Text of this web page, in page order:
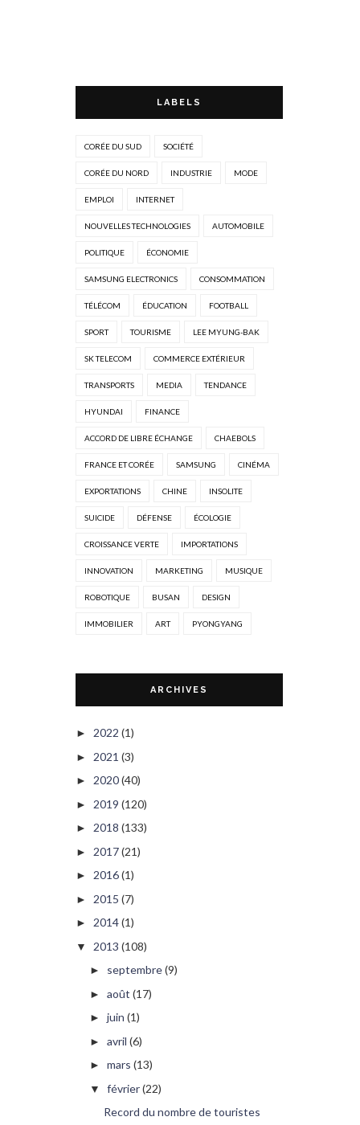
LABELS
CORÉE DU SUD SOCIÉTÉ
CORÉE DU NORD INDUSTRIE MODE
EMPLOI INTERNET
NOUVELLES TECHNOLOGIES AUTOMOBILE
POLITIQUE ÉCONOMIE
SAMSUNG ELECTRONICS CONSOMMATION
TÉLÉCOM ÉDUCATION FOOTBALL
SPORT TOURISME LEE MYUNG-BAK
SK TELECOM COMMERCE EXTÉRIEUR
TRANSPORTS MEDIA TENDANCE
HYUNDAI FINANCE
ACCORD DE LIBRE ÉCHANGE CHAEBOLS
FRANCE ET CORÉE SAMSUNG CINÉMA
EXPORTATIONS CHINE INSOLITE
SUICIDE DÉFENSE ÉCOLOGIE
CROISSANCE VERTE IMPORTATIONS
INNOVATION MARKETING MUSIQUE
ROBOTIQUE BUSAN DESIGN
IMMOBILIER ART PYONGYANG
ARCHIVES
► 2022 (1)
► 2021 (3)
► 2020(40)
► 2019 (120)
► 2018 (133)
► 2017(21)
► 2016(1)
► 2015 (7)
► 2014(1)
▼ 2013 (108)
► septembre(9)
► août (17)
► juin (1)
► avril (6)
► mars (13)
▼ février(22)
Record du nombre de touristes